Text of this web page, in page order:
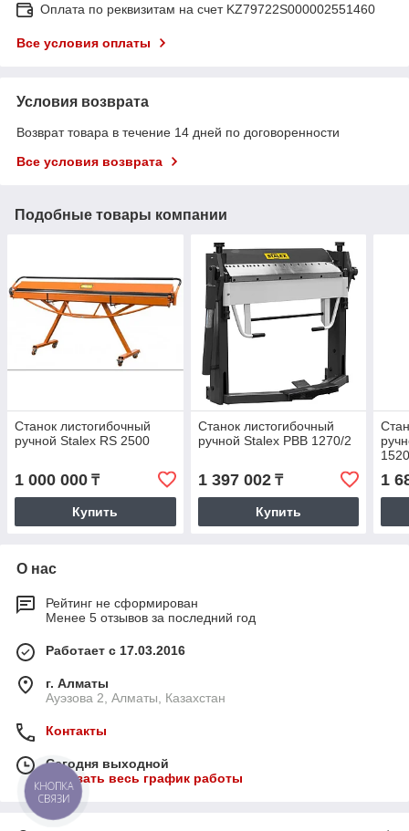
Оплата по реквизитам на счет KZ79722S000002551460
Все условия оплаты
Условия возврата
Возврат товара в течение 14 дней по договоренности
Все условия возврата
Подобные товары компании
Станок листогибочный
ручной Stalex RS 2500
1 000 000 ₸
Купить
Станок листогибочный
ручной Stalex PBB 1270/2
1 397 002₸
Купить
1
О нас
Рейтинг не сформирован
Менее 5 отзывов за последний год
Работает с 17.03.2016
г. Алматы
Ауэзова 2, Алматы, Казахстан
Контакты
Сегодня выходной
Показать весь график работы
КНОПКА
СВЯЗИ